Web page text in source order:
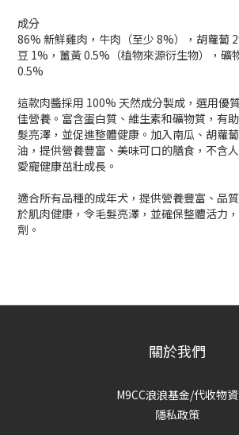
成分
86% 新鮮雞肉，牛肉（至少 8%），胡蘿蔔
豆 1%，薑黃 0.5%（植物來源衍生物），礦
0.5%
這款肉醬採用 100% 天然成分製成，選用優
佳營養。富含蛋白質、維生素和礦物質，有
髮亮澤，並促進整體健康。加入南瓜、胡蘿
油，提供營養豐富、美味可口的膳食，不含
愛寵健康茁壯成長。
適合所有品種的成年犬，提供營養豐富、品
於肌肉健康，令毛髮亮澤，並確保整體活力
劑。
關於我們
M9CC浪浪基金/代收物資
隱私政策